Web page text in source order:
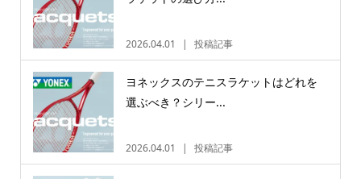
2026.04.01 投稿記事
ヨネックスのテニスラケットはどれを
選ぶべき？シリー...
2026.04.01 投稿記事